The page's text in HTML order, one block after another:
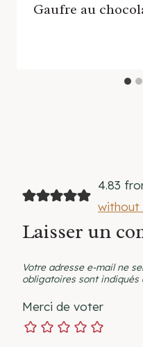
Gaufre au
4.83
without
Laisser un
Votre adresse e-mail ne
obligatoires sont indiqués
Merci de voter